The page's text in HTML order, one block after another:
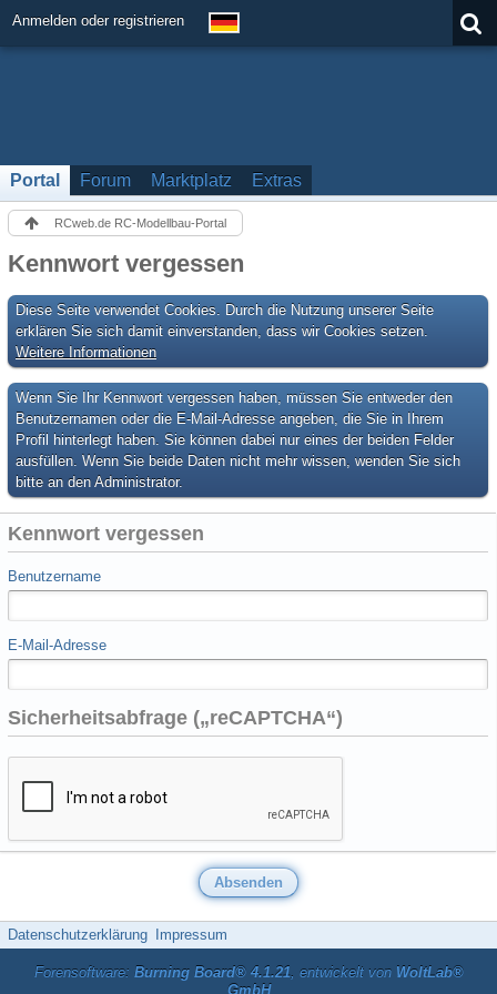
Anmelden oder registrieren
Portal Forum Marktplatz Extras
RCweb.de RC-Modellbau-Portal
Kennwort vergessen
Diese Seite verwendet Cookies. Durch die Nutzung unserer Seite
erklären Sie sich damit einverstanden, dass wir Cookies setzen.
Weitere Informationen
Wenn Sie Ihr Kennwort vergessen haben, müssen Sie entweder den
Benutzernamen oder die E-Mail-Adresse angeben, die Sie in Ihrem
Profil hinterlegt haben. Sie können dabei nur eines der beiden Felder
ausfüllen. Wenn Sie beide Daten nicht mehr wissen, wenden Sie sich
bitte an den Administrator.
Kennwort vergessen
Benutzername
E-Mail-Adresse
Sicherheitsabfrage („reCAPTCHA“)
Datenschutzerklärung Impressum
Forensoftware: Burning Board® 4.1.21, entwickelt von WoltLab®
GmbH